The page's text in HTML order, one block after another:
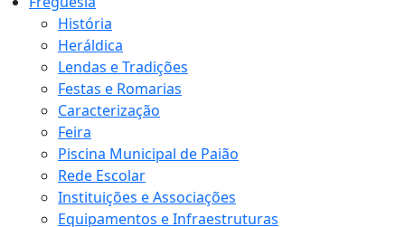
História
Heráldica
Lendas e Tradições
Festas e Romarias
Caracterização
Feira
Piscina Municipal de Paião
Rede Escolar
Instituições e Associações
Equipamentos e Infraestruturas